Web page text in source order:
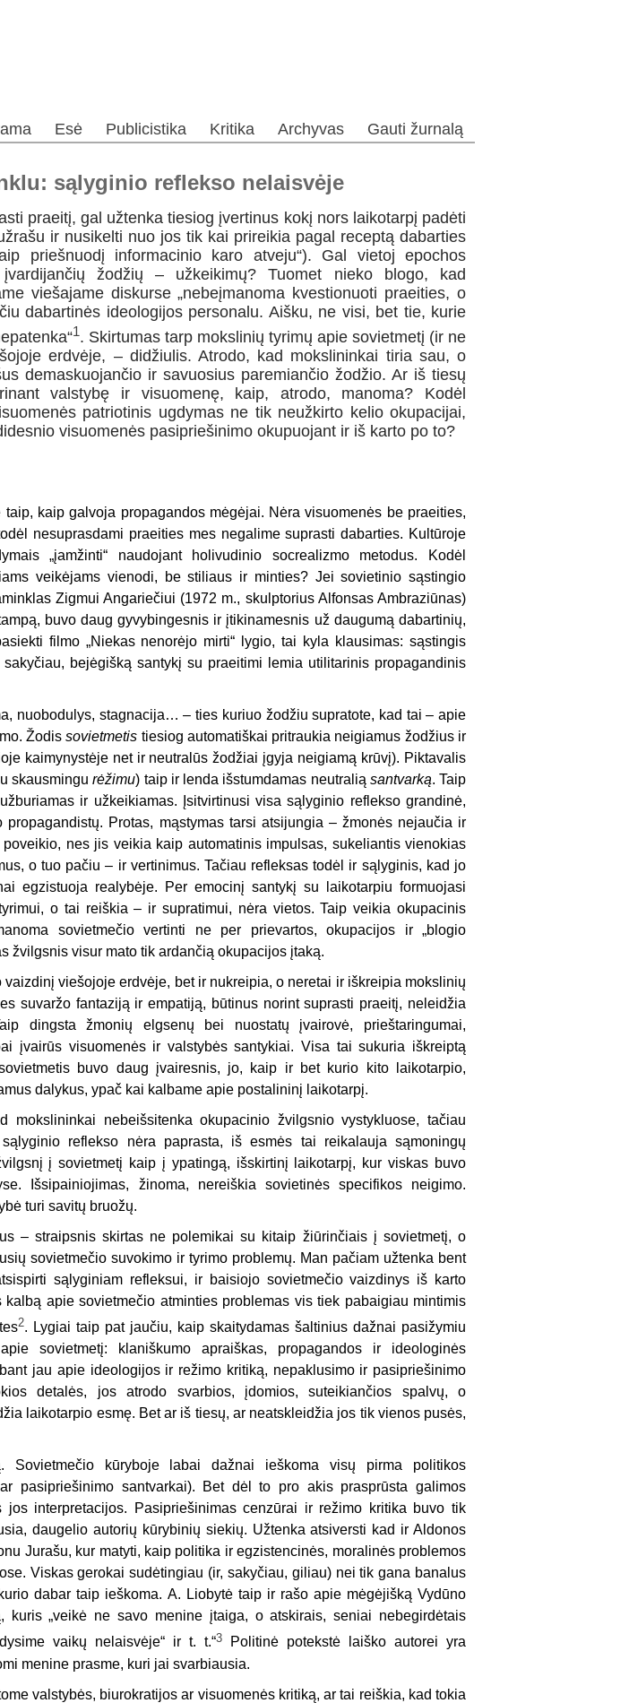
Esė Publicistika Kritika Archyvas Gauti žurnalą
sąlyginio reflekso nelaisvėje
praeitį, gal užtenka tiesiog įvertinus kokį nors laikotarpį padėti
ir nusikelti nuo jos tik kai prireikia pagal receptą dabarties
priešnuodį informacinio karo atveju“). Gal vietoj epochos
žodžių – užkeikimų? Tuomet nieko blogo, kad
viešajame diskurse „nebeįmanoma kvestionuoti praeities, o
dabartinės ideologijos personalu. Aišku, ne visi, bet tie, kurie
1. Skirtumas tarp mokslinių tyrimų apie sovietmetį (ir ne
erdvėje, – didžiulis. Atrodo, kad mokslininkai tiria sau, o
demaskuojančio ir savuosius paremiančio žodžio. Ar iš tiesų
valstybę ir visuomenę, kaip, atrodo, manoma? Kodėl
patriotinis ugdymas ne tik neužkirto kelio okupacijai,
visuomenės pasipriešinimo okupuojant ir iš karto po to?
taip, kaip galvoja propagandos mėgėjai. Nėra visuomenės be praeities,
nesuprasdami praeities mes negalime suprasti dabarties. Kultūroje
„įamžinti“ naudojant holivudinio socrealizmo metodus. Kodėl
veikėjams vienodi, be stiliaus ir minties? Jei sovietinio sąstingio
Zigmui Angariečiui (1972 m., skulptorius Alfonsas Ambraziūnas)
buvo daug gyvybingesnis ir įtikinamesnis už daugumą dabartinių,
filmo „Niekas nenorėjo mirti“ lygio, tai kyla klausimas: sąstingis
bejėgišką santykį su praeitimi lemia utilitarinis propagandinis
nuobodulys, stagnacija… – ties kuriuo žodžiu supratote, kad tai – apie
Žodissovietmetis tiesiog automatiškai pritraukia neigiamus žodžius ir
kaimynystėje net ir neutralūs žodžiai įgyja neigiamą krūvį). Piktavalis
skausmingurėžimu) taip ir lenda išstumdamas neutralią santvarką. Taip
ir užkeikiamas. Įsitvirtinusi visa sąlyginio reflekso grandinė,
propagandistų. Protas, mąstymas tarsi atsijungia – žmonės nejaučia ir
nes jis veikia kaip automatinis impulsas, sukeliantis vienokias
o tuo pačiu – ir vertinimus. Tačiau refleksas todėl ir sąlyginis, kad jo
egzistuoja realybėje. Per emocinį santykį su laikotarpiu formuojasi
o tai reiškia – ir supratimui, nėra vietos. Taip veikia okupacinis
sovietmečio vertinti ne per prievartos, okupacijos ir „blogio
žvilgsnis visur mato tik ardančią okupacijos įtaką.
viešojoje erdvėje, bet ir nukreipia, o neretai ir iškreipia mokslinių
suvaržo fantaziją ir empatiją, būtinus norint suprasti praeitį, neleidžia
dingsta žmonių elgsenų bei nuostatų įvairovė, prieštaringumai,
įvairūs visuomenės ir valstybės santykiai. Visa tai sukuria iškreiptą
buvo daug įvairesnis, jo, kaip ir bet kurio kito laikotarpio,
dalykus, ypač kai kalbame apie postalininį laikotarpį.
mokslininkai nebeišsitenka okupacinio žvilgsnio vystykluose, tačiau
reflekso nėra paprasta, iš esmės tai reikalauja sąmoningų
į sovietmetį kaip į ypatingą, išskirtinį laikotarpį, kur viskas buvo
Išsipainiojimas, žinoma, nereiškia sovietinės specifikos neigimo.
turi savitų bruožų.
– straipsnis skirtas ne polemikai su kitaip žiūrinčiais į sovietmetį, o
sovietmečio suvokimo ir tyrimo problemų. Man pačiam užtenka bent
sąlyginiam refleksui, ir baisiojo sovietmečio vaizdinys iš karto
apie sovietmečio atminties problemas vis tiek pabaigiau mintimis
2. Lygiai taip pat jaučiu, kaip skaitydamas šaltinius dažnai pasižymiu
sovietmetį: klaniškumo apraiškas, propagandos ir ideologinės
jau apie ideologijos ir režimo kritiką, nepaklusimo ir pasipriešinimo
detalės, jos atrodo svarbios, įdomios, suteikiančios spalvų, o
laikotarpio esmę. Bet ar iš tiesų, ar neatskleidžia jos tik vienos pusės,
Sovietmečio kūryboje labai dažnai ieškoma visų pirma politikos
pasipriešinimo santvarkai). Bet dėl to pro akis prasprūsta galimos
jos interpretacijos. Pasipriešinimas cenzūrai ir režimo kritika buvo tik
daugelio autorių kūrybinių siekių. Užtenka atsiversti kad ir Aldonos
Jurašu, kur matyti, kaip politika ir egzistencinės, moralinės problemos
Viskas gerokai sudėtingiau (ir, sakyčiau, giliau) nei tik gana banalus
dabar taip ieškoma. A. Liobytė taip ir rašo apie mėgėjišką Vydūno
kuris „veikė ne savo menine įtaiga, o atskirais, seniai nebegirdėtais
vaikų nelaisvėje“ ir t. t.“3 Politinė potekstė laiško autorei yra
menine prasme, kuri jai svarbiausia.
valstybės, biurokratijos ar visuomenės kritiką, ar tai reiškia, kad tokia